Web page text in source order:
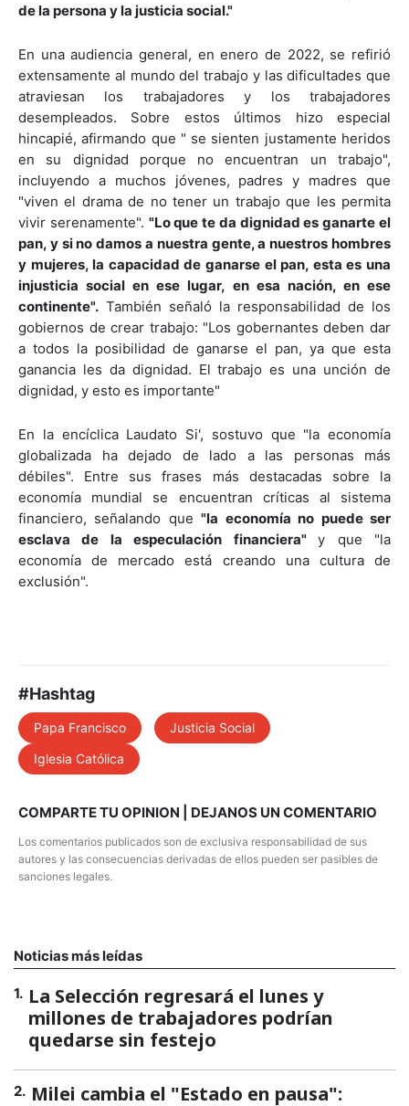
de la persona y la justicia social."
En una audiencia general, en enero de 2022, se refirió
extensamente al mundo del trabajo y las dificultades que
atraviesan los trabajadores y los trabajadores
desempleados. Sobre estos últimos hizo especial
hincapié, afirmando que " se sienten justamente heridos
en su dignidad porque no encuentran un trabajo",
incluyendo a muchos jóvenes, padres y madres que
"viven el drama de no tener un trabajo que les permita
vivir serenamente". "Lo que te da dignidad es ganarte el
pan, y si no damos a nuestra gente, a nuestros hombres
y mujeres, la capacidad de ganarse el pan, esta es una
injusticia social en ese lugar, en esa nación, en ese
continente". También señaló la responsabilidad de los
gobiernos de crear trabajo: "Los gobernantes deben dar
a todos la posibilidad de ganarse el pan, ya que esta
ganancia les da dignidad. El trabajo es una unción de
dignidad, y esto es importante"
En la encíclica Laudato Si', sostuvo que "la economía
globalizada ha dejado de lado a las personas más
débiles". Entre sus frases más destacadas sobre la
economía mundial se encuentran críticas al sistema
financiero, señalando que"la economía no puede ser
esclava de la especulación financiera"y que "la
economía de mercado está creando una cultura de
exclusión".
#Hashtag
Papa Francisco
Justicia Social
Iglesia Católica
COMPARTE TU OPINION | DEJANOS UN COMENTARIO
Los comentarios publicados son de exclusiva responsabilidad de sus
autores y las consecuencias derivadas de ellos pueden ser pasibles de
sanciones legales.
Noticias más leídas
1. La Selección regresará el lunes y
millones de trabajadores podrían
quedarse sin festejo
2. Milei cambia el "Estado en pausa":